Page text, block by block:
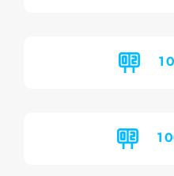
1
1